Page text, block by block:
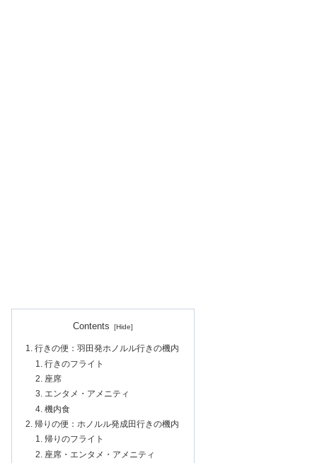
Contents
行きの便：羽田発ホノルル行きの機内
行きのフライト
座席
エンタメ・アメニティ
機内食
帰りの便：ホノルル発成田行きの機内
帰りのフライト
座席・エンタメ・アメニティ